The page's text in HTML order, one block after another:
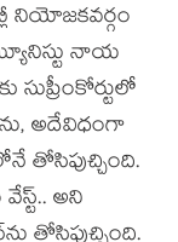
నియోజ‌క‌వ‌ర్గం
నాయ
సుప్రీంకోర్టులో
అదేవిధంగా
తోసిపుచ్చింది.
అని